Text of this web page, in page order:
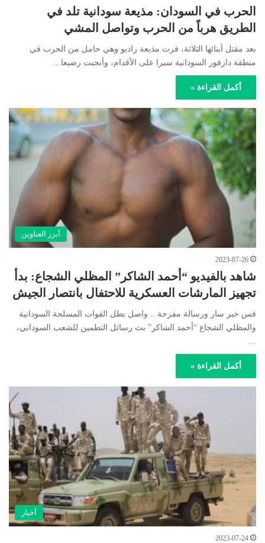
الحرب في السودان: مذيعة سودانية تلد في
الطريق هرباً من الحرب وتواصل المشي
بعد مقتل أبنائها الثلاثة، فرت مذيعة راديو وهي حامل من الحرب في
منطقة دارفور السودانية سيرا على الأقدام، وأنجبت رضيعا…
أكمل القراءة »
أبرز العناوين
2023-07-26
شاهد بالفيديو “أحمد الشاكر” المظلي الشجاع: بدأ
تجهيز المارشات العسكرية للاحتفال بانتصار الجيش
فس خبر سار ورسالة مفرحة .. واصل بطل القوات المسلحة السودانية
والمظلي الشجاع “أحمد الشاكر” بث رسائل التطمين للشعب السوداني،
أكمل القراءة »
أخبار
2023-07-24